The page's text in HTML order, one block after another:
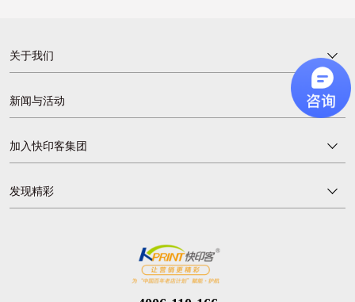
关于我们
新闻与活动
加入快印客集团
发现精彩